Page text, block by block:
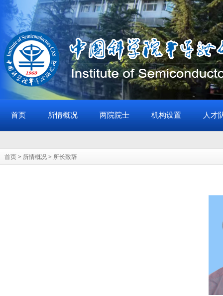
首页 所情概况 两院院士 机构设置 人才
首页 > 所情概况 > 所长致辞